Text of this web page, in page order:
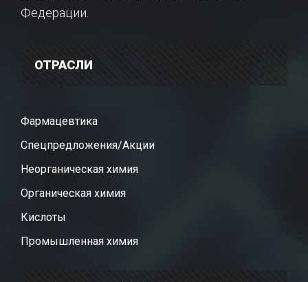
Федерации.
ОТРАСЛИ
Фармацевтика
Спецпредложения/Акции
Неорганическая химия
Органическая химия
Кислоты
Промышленная химия